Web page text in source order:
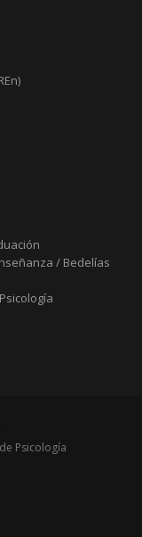
/ Bedelías
Psicología